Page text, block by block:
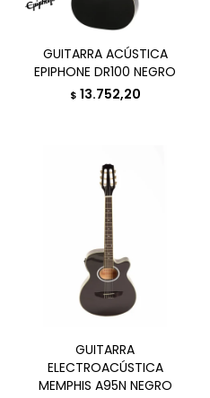
GUITARRA ACÚSTICA
EPIPHONE DR100 NEGRO
$ 13.752,20
GUITARRA
ELECTROACÚSTICA
MEMPHIS A95N NEGRO